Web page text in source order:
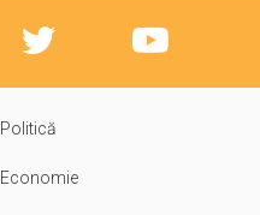
Politică
Economie